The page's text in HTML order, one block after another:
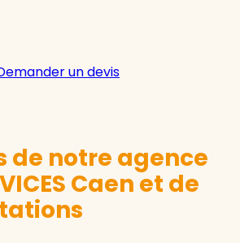
un devis
de notre agence
Caen et de